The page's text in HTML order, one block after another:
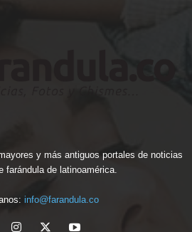
y más antiguos portales de noticias
farándula de latinoamérica.
info@farandula.co